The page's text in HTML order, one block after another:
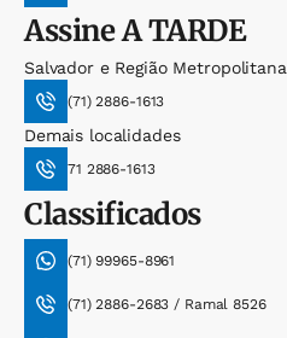
AssineA TARDE
Salvador e Região Metropolitana
(71) 2886-1613
Demais localidades
71 2886-1613
Classificados
(71) 99965-8961
(71) 2886-2683 / Ramal 8526